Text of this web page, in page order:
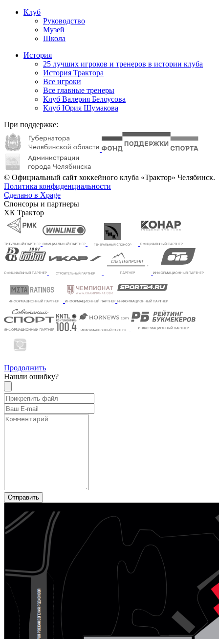
Клуб
Руководство
Музей
Школа
История
25 лучших игроков и тренеров в истории клуба
История Трактора
Все игроки
Все главные тренеры
Клуб Валерия Белоусова
Клуб Юрия Шумакова
При поддержке:
© Официальный сайт хоккейного клуба «Трактор» Челябинск.
Политика конфиденциальности
Сделано в Xpage
Спонсоры и партнеры
ХК Трактор
Продолжить
Нашли ошибку?